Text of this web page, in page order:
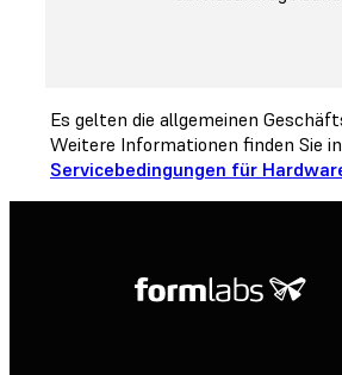
Es gelten die allgemeinen
Weitere Informationen finden Sie
Servicebedingungen für